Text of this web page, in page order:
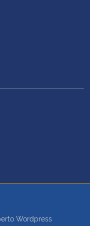
Wordpress